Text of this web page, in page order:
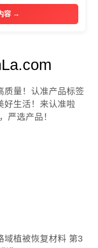
容 →
质量！认准产品标签
好生活！来认准啦
严选产品！
域植被恢复材料 第3